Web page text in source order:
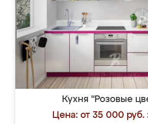
Кухня "Розовые
Цена: от 35 000 руб.